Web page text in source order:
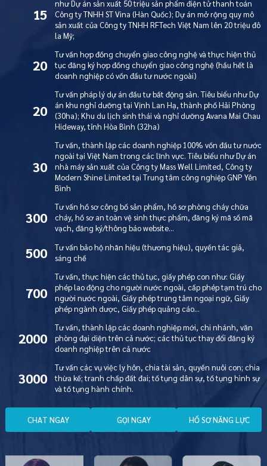
15
như Dự án sản xuất 50 triệu sản phẩm điện tử thanh toán
Công ty TNHH ST Vina (Hàn Quốc); Dự án mở rộng quy mô
sản xuất của Công ty TNHH RFTech Việt Nam lên 20 triệu đô
la Mỹ;
20
Tư vấn hợp đồng chuyển giao công nghệ và thực hiện thủ
tục đăng ký hợp đồng chuyển giao công nghệ (hầu hết là
doanh nghiệp có vốn đầu tư nước ngoài)
20
Tư vấn pháp lý dự án đầu tư bất động sản. Tiêu biểu như Dự
án khu nghỉ dưỡng tại Vịnh Lan Hạ, thành phố Hải Phòng
(30ha); Khu du lịch sinh thái và nghỉ dưỡng Avana Mai Chau
Hideway, tỉnh Hòa Bình (32ha)
30
Tư vấn, thành lập các doanh nghiệp 100% vốn đầu tư nước
ngoài tại Việt Nam trong các lĩnh vực. Tiêu biểu như Dự án
nhà máy sản xuất của Công ty Mass Well Limited, Công ty
Modern Shine Limited tại Trung tâm công nghiệp GNP Yên
Bình
300
Tư vấn hồ sơ công bố sản phẩm, hồ sơ phòng cháy chữa
cháy, hồ sơ an toàn vệ sinh thực phẩm, đăng ký mã số mã
vạch, đăng ký/thông báo website…
500
Tư vấn bảo hộ nhãn hiệu (thương hiệu), quyền tác giả,
sáng chế
700
Tư vấn, thực hiện các thủ tục, giấy phép con như: Giấy
phép lao động cho người nước ngoài, cấp phép tạm trú cho
người nước ngoài, Giấy phép trung tâm ngoại ngữ, Giấy
phép ngành dược, Giấy phép quảng cáo…
2000
Tư vấn, thành lập các doanh nghiệp mới, chi nhánh, văn
phòng đại diện trên cả nước; các thủ tục thay đổi đăng ký
doanh nghiệp trên cả nước
3000
Tư vấn các vụ việc ly hôn, chia tài sản, quyền nuôi con; chia
thừa kế; tranh chấp đất đai; tố tụng dân sự, tố tụng hình sự
và tố tụng hành chính.
CHAT NGAY GỌI NGAY HỒ SƠ NĂNG LỰC